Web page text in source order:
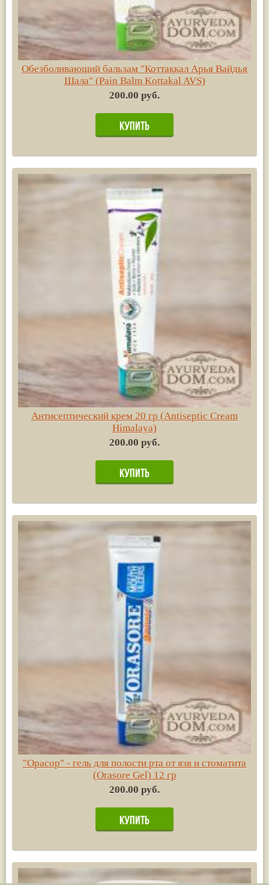
Обезболивающий бальзам "Коттаккал Арья Вайдья
Шала" (Pain Balm Kottakal AVS)
200.00 руб.
Антисептический крем 20 гр (Antiseptic Cream
Himalaya)
200.00 руб.
"Орасор" - гель для полости рта от язв и стоматита
(Orasore Gel) 12 гр
200.00 руб.